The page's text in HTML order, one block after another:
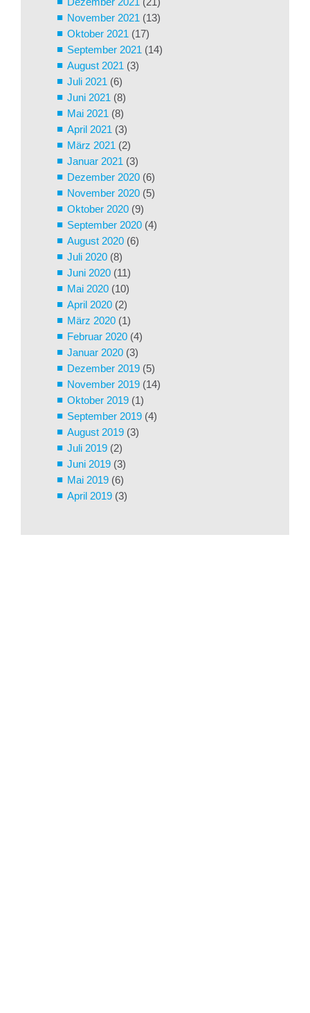
November 2021 (13)
Oktober 2021 (17)
September 2021 (14)
August 2021 (3)
Juli 2021 (6)
Juni 2021 (8)
Mai 2021 (8)
April 2021 (3)
März 2021 (2)
Januar 2021 (3)
Dezember 2020 (6)
November 2020 (5)
Oktober 2020 (9)
September 2020 (4)
August 2020 (6)
Juli 2020 (8)
Juni 2020 (11)
Mai 2020 (10)
April 2020 (2)
März 2020 (1)
Februar 2020 (4)
Januar 2020 (3)
Dezember 2019 (5)
November 2019 (14)
Oktober 2019 (1)
September 2019 (4)
August 2019 (3)
Juli 2019 (2)
Juni 2019 (3)
Mai 2019 (6)
April 2019 (3)